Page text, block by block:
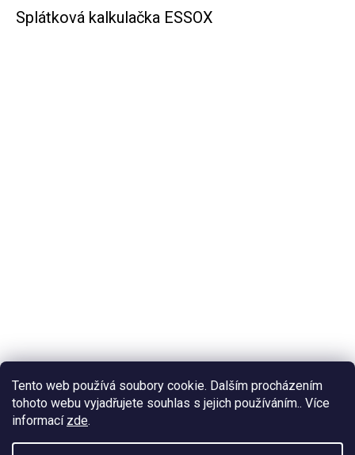
Tento web používá soubory cookie. Dalším procházením
tohoto webu vyjadřujete souhlas s jejich používáním.. Více
informací zde.
Splátková kalkulačka ESSOX